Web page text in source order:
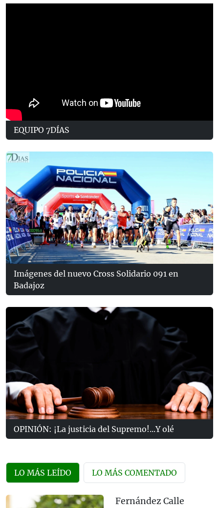
EQUIPO 7DÍAS
Imágenes del nuevo Cross Solidario 091 en
Badajoz
OPINIÓN: ¡La justicia del Supremo!...Y olé
LO MÁS LEÍDO LO MÁS COMENTADO
Fernández Calle